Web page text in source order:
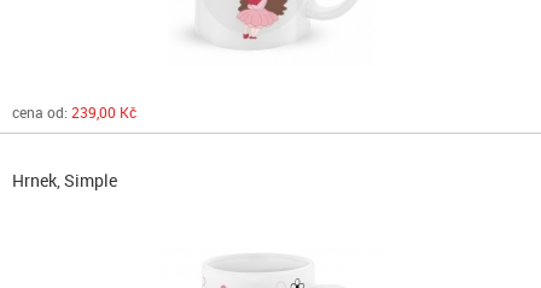
cena od: 239,00 Kč
Hrnek, Simple